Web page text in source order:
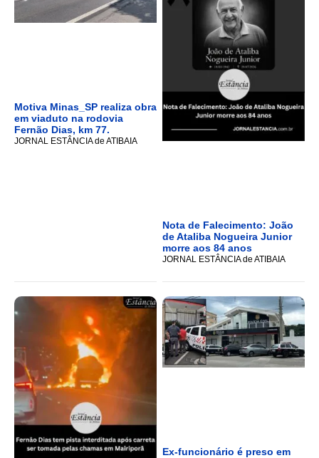
Motiva Minas_SP realiza obra
em viaduto na rodovia
Fernão Dias, km 77.
JORNAL ESTÂNCIA de ATIBAIA
Nota de Falecimento: João
de Ataliba Nogueira Junior
morre aos 84 anos
JORNAL ESTÂNCIA de ATIBAIA
Ex-funcionário é preso em